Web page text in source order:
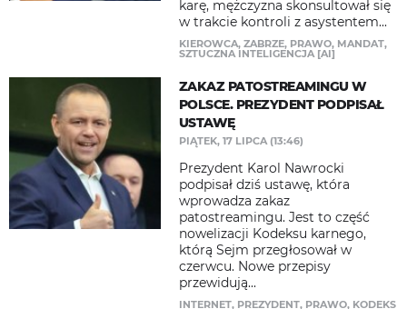
karę, mężczyzna skonsultował się
w trakcie kontroli z asystentem...
KIEROWCA, ZABRZE, PRAWO, MANDAT,
SZTUCZNA INTELIGENCJA [AI]
ZAKAZ PATOSTREAMINGU W
POLSCE. PREZYDENT PODPISAŁ
USTAWĘ
PIĄTEK, 17 LIPCA (13:46)
Prezydent Karol Nawrocki
podpisał dziś ustawę, która
wprowadza zakaz
patostreamingu. Jest to część
nowelizacji Kodeksu karnego,
którą Sejm przegłosował w
czerwcu. Nowe przepisy
przewidują...
INTERNET, PREZYDENT, PRAWO, KODEKS